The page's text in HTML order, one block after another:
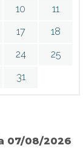
10
11
17
18
24
25
31
07/08/2026